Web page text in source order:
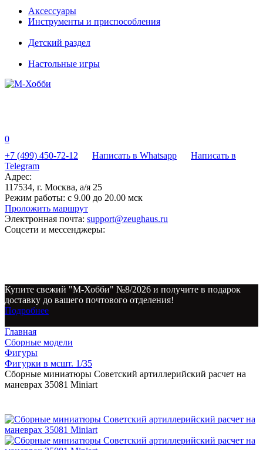
Аксессуары
Инструменты и приспособления
Детский раздел
Настольные игры
0
+7 (499) 450-72-12
Написать в Whatsapp
Написать в
Telegram
Адрес:
117534, г. Москва, а/я 25
Режим работы: с 9.00 до 20.00 мск
Проложить маршрут
Электронная почта: support@zeughaus.ru
Соцсети и мессенджеры:
Купите свежий "М-Хобби" №8/2026 и получите в подарок
доставку до вашего почтового отделения!
Подробнее
Главная
Сборные модели
Фигуры
Фигурки в мсшт. 1/35
Сборные миниатюры Советский артиллерийский расчет на
маневрах 35081 Miniart